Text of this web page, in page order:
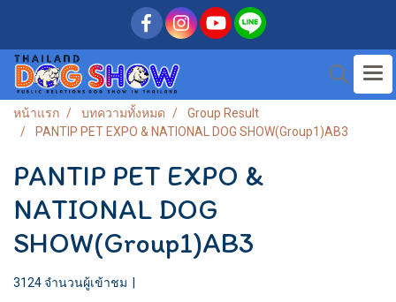
หน้าแรก บทความทั้งหมด
Group Result
PANTIP PET EXPO & NATIONAL DOG SHOW(Group1)AB3
PANTIP PET EXPO &
NATIONAL DOG
SHOW(Group1)AB3
3124 จำนวนผู้เข้าชม